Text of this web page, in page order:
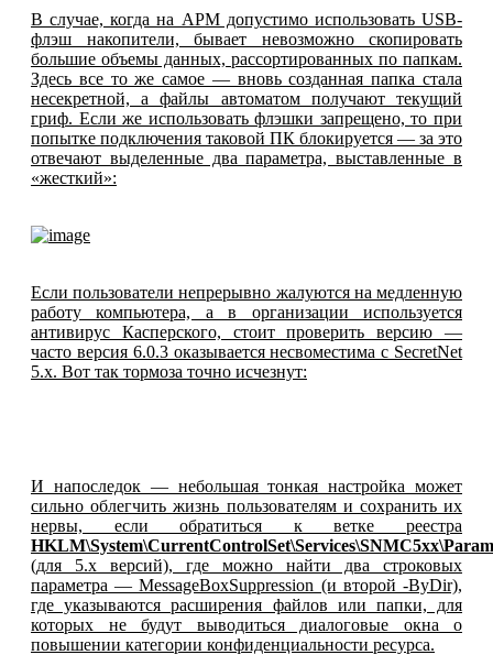
В случае, когда на АРМ допустимо использовать USB-
флэш накопители, бывает невозможно скопировать
большие объемы данных, рассортированных по папкам.
Здесь все то же самое — вновь созданная папка стала
несекретной, а файлы автоматом получают текущий
гриф. Если же использовать флэшки запрещено, то при
попытке подключения таковой ПК блокируется — за это
отвечают выделенные два параметра, выставленные в
«жесткий»:
Если пользователи непрерывно жалуются на медленную
работу компьютера, а в организации используется
антивирус Касперского, стоит проверить версию —
часто версия 6.0.3 оказывается несвоместима с SecretNet
5.x. Вот так тормоза точно исчезнут:
И напоследок — небольшая тонкая настройка может
сильно облегчить жизнь пользователям и сохранить их
нервы, если обратиться к ветке реестра
(для 5.х версий), где можно найти два строковых
параметра — MessageBoxSuppression (и второй -ByDir),
где указываются расширения файлов или папки, для
которых не будут выводиться диалоговые окна о
повышении категории конфиденциальности ресурса.